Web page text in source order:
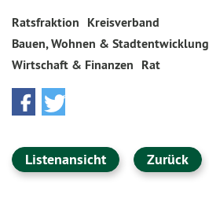
Ratsfraktion Kreisverband
Bauen, Wohnen & Stadtentwicklung
Wirtschaft & Finanzen Rat
Listenansicht Zurück